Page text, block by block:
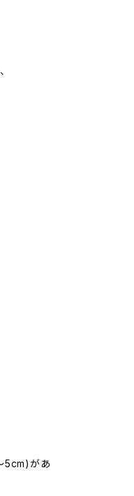
5cm)があ